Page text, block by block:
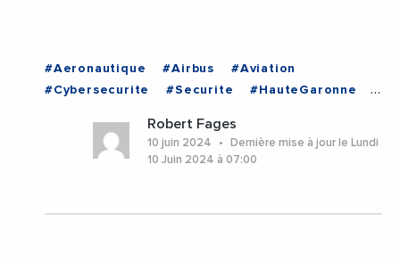
#Aeronautique #Airbus
#Aviation
#Cybersecurite
#Securite
#HauteGaronne
Robert Fages
10 juin 2024
Dernière mise à jour le Lundi
10 Juin 2024 à 07:00